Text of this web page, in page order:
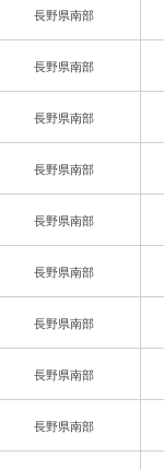
長野県南部
長野県南部
長野県南部
長野県南部
長野県南部
長野県南部
長野県南部
長野県南部
長野県南部